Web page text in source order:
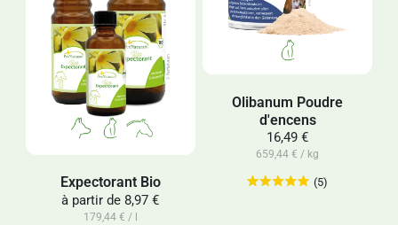
Expectorant Bio
à partir de 8,97 €
179,44 € / l
Olibanum Poudre
d'encens
16,49 €
659,44 € / kg
(5)